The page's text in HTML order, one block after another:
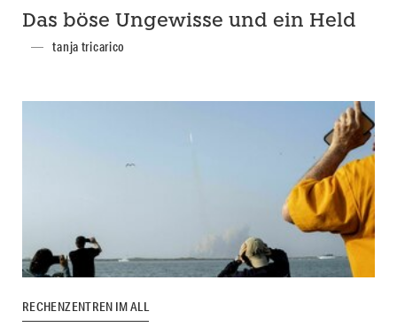
Das böse Ungewisse und ein Held
tanja tricarico
RECHENZENTREN IM ALL